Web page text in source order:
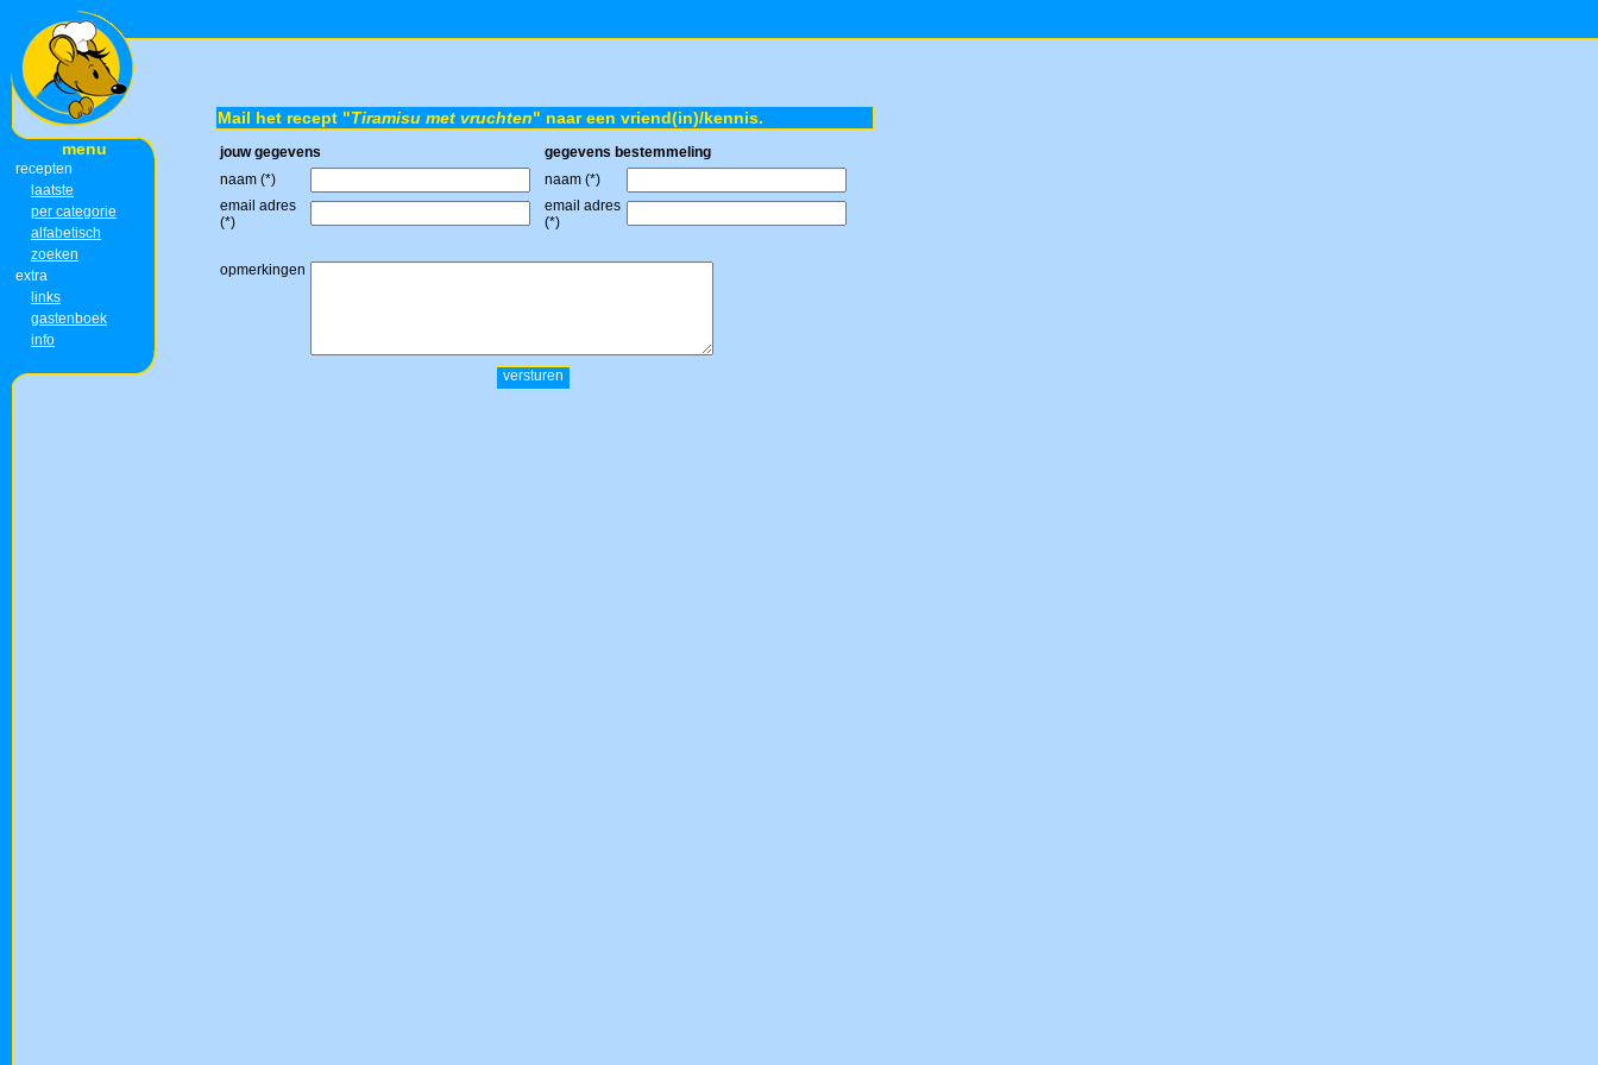
menu
recepten
laatste
per categorie
alfabetisch
zoeken
extra
links
gastenboek
info
Mail het recept "Tiramisu met vruchten" naar een vriend(in)/kennis.
jouw gegevens
gegevens bestemmeling
naam (*)
naam (*)
email adres
(*)
email adres
(*)
opmerkingen